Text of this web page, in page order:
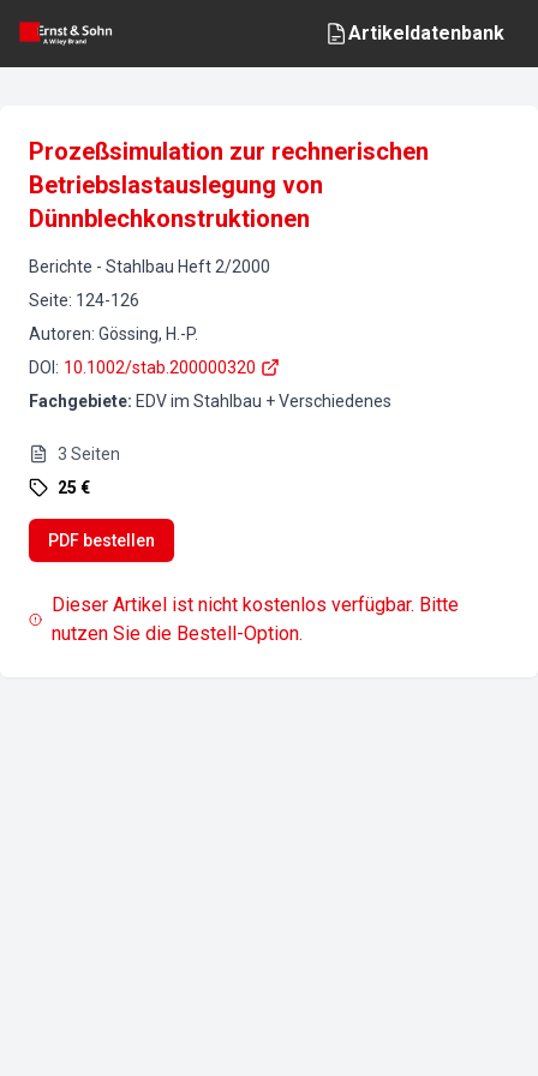
Artikeldatenbank
Prozeßsimulation zur rechnerischen
Betriebslastauslegung von
Dünnblechkonstruktionen
Berichte - Stahlbau Heft 2/2000
Seite: 124-126
Autoren: Gössing, H.-P.
DOI : 10.1002/stab.200000320
Fachgebiete: EDV im Stahlbau + Verschiedenes
3 Seiten
25 €
PDF bestellen
Dieser Artikel ist nicht kostenlos verfügbar. Bitte
nutzen Sie die Bestell-Option.